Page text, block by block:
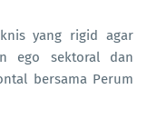
yang rigid agar
ego sektoral dan
bersama Perum